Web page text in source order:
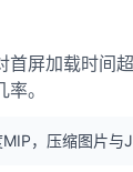
首屏加载时间
。
，压缩图片与